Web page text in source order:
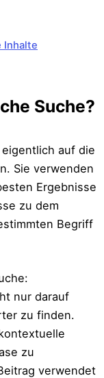
Inhalte
Suche?
auf die
Sie verwenden
Ergebnisse
zu dem
Begriff
nur darauf
zu finden.
zu
verwendet